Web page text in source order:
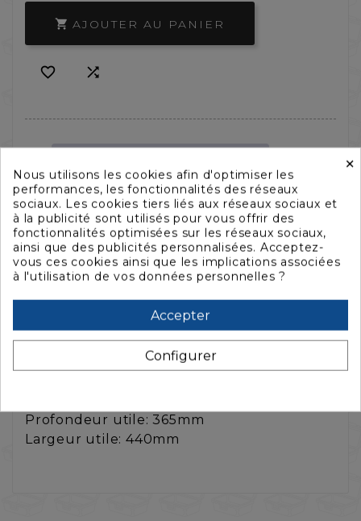
 AJOUTER AU PANIER
 
La description
Caractéristiques
Profondeur utile: 365mm
Largeur utile: 440mm
×
Nous utilisons les cookies afin d'optimiser les
performances, les fonctionnalités des réseaux
sociaux. Les cookies tiers liés aux réseaux sociaux et
à la publicité sont utilisés pour vous offrir des
fonctionnalités optimisées sur les réseaux sociaux,
ainsi que des publicités personnalisées. Acceptez-
vous ces cookies ainsi que les implications associées
à l'utilisation de vos données personnelles ?
Accepter
Configurer